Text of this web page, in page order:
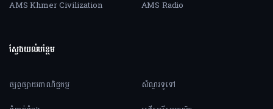
AMS Khmer Civilization
AMS Radio
ស្វែងយល់បន្ថែម
ផ្សព្វផ្សាយពាណិជ្ជកម្ម
សំណួរទូទៅ